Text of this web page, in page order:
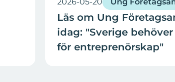
2026-05-20 Ung
Läs om Ung
idag: "Sverige
för entreprenörskap"